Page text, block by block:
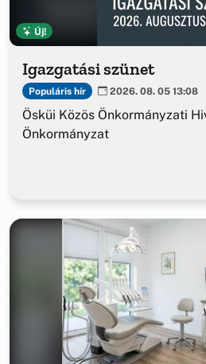
Új!
Igazgatási szünet
Populáris hír 2026. 08. 05 13:08
Ösküi Közös Önkormányzati
Önkormányzat